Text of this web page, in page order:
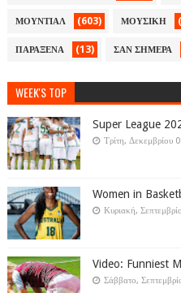
ΜΟΥΝΤΙΑΛ (603) ΜΟΥΣΙΚΗ
ΠΑΡΑΞΕΝΑ (13) ΣΑΝ ΣΗΜΕΡΑ
WEEK'S TOP
Super League
Τρίτη, Δεκεμβρίου
Women in
Κυριακή,
Video: Funniest
Σάββατο,